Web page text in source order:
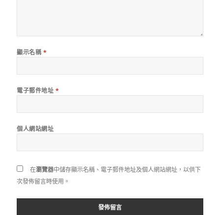
顯示名稱 *
電子郵件地址 *
個人網站網址
在瀏覽器中儲存顯示名稱、電子郵件地址及個人網站網址，以供下
次發佈留言時使用。